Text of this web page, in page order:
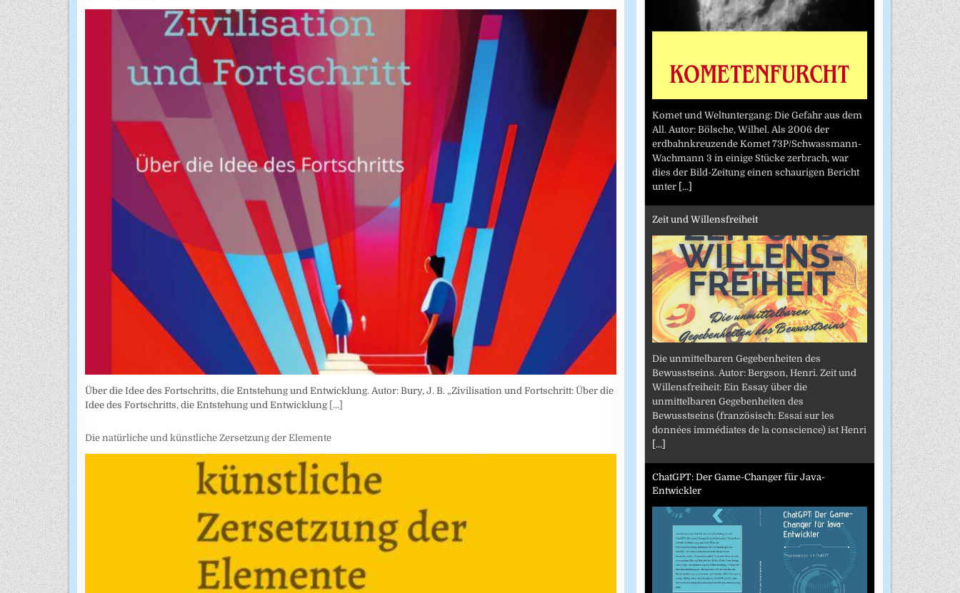
Über die Idee des Fortschritts, die Entstehung und Entwicklung. Autor: Bury, J. B. „Zivilisation und Fortschritt: Über die
Idee des Fortschritts, die Entstehung und Entwicklung [...]
Die natürliche und künstliche Zersetzung der Elemente
Komet und Weltuntergang: Die Gefahr aus dem
All. Autor: Bölsche, Wilhel. Als 2006 der
erdbahnkreuzende Komet 73P/Schwassmann-
Wachmann 3 in einige Stücke zerbrach, war
dies der Bild-Zeitung einen schaurigen Bericht
unter [...]
Zeit und Willensfreiheit
Die unmittelbaren Gegebenheiten des
Bewusstseins. Autor: Bergson, Henri. Zeit und
Willensfreiheit: Ein Essay über die
unmittelbaren Gegebenheiten des
Bewusstseins (französisch: Essai sur les
données immédiates de la conscience) ist Henri
[...]
ChatGPT: Der Game-Changer für Java-
Entwickler